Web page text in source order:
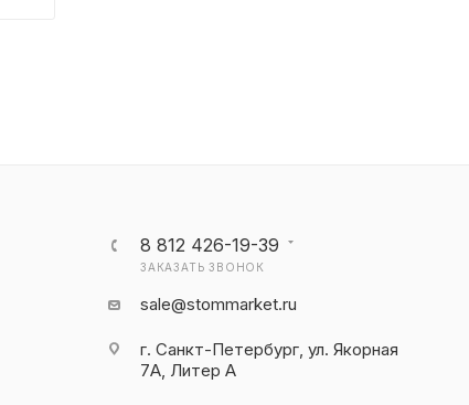
8 812 426-19-39
ЗАКАЗАТЬ ЗВОНОК
sale@stommarket.ru
г. Cанкт-Петербург, ул. Якорная
7А, Литер А